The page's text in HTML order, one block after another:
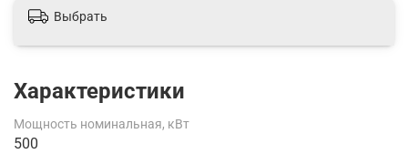
Выбрать
Характеристики
Мощность номинальная, кВт
500